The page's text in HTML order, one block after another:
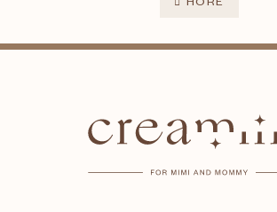
d
a
p
r
k
v